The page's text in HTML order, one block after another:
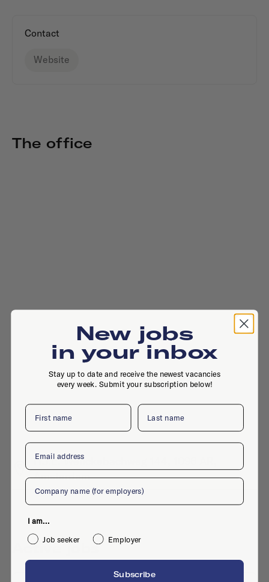
Contact
Website
The office
H.J.E. Wenckebachweg 144, 1096 AR,
Amsterdam
Active jobs
New jobs
in your inbox
Stay up to date and receive the newest vacancies
every week. Submit your subscription below!
First name Last name
Email
Company
I am...
Job seeker
Employer
Subscribe